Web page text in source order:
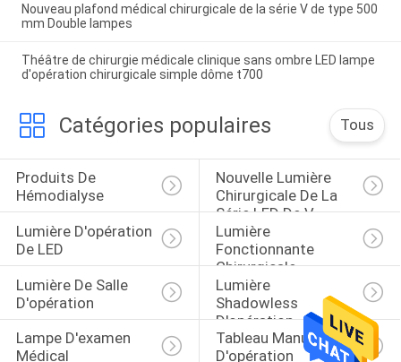
Nouveau plafond médical chirurgicale de la série V de type 500
mm Double lampes
Théâtre de chirurgie médicale clinique sans ombre LED lampe
d'opération chirurgicale simple dôme t700
Catégories populaires Tous
Produits De
Hémodialyse
Nouvelle Lumière
Chirurgicale De La
Série LED De V
Lumière D'opération
De LED
Lumière
Fonctionnante
Chirurgicale
Lumière De Salle
D'opération
Lumière
Shadowless
D'opération
Lampe D'examen
Médical
Tableau Manuel
D'opération